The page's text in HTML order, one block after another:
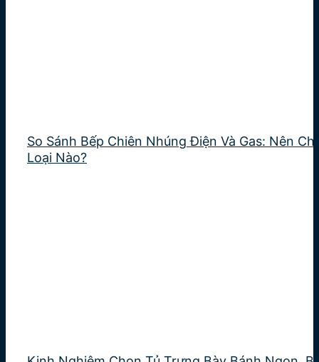
So Sánh Bếp Chiên Nhúng Điện Và Gas: Nên
Loại Nào?